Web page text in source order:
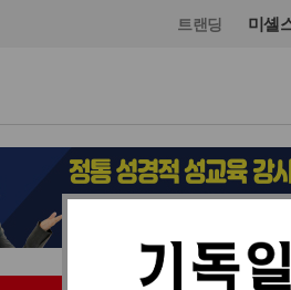
트랜딩 미셸